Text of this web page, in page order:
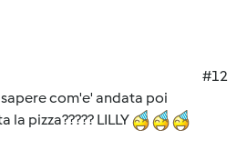
#12
com'e' andata poi
pizza????? LILLY